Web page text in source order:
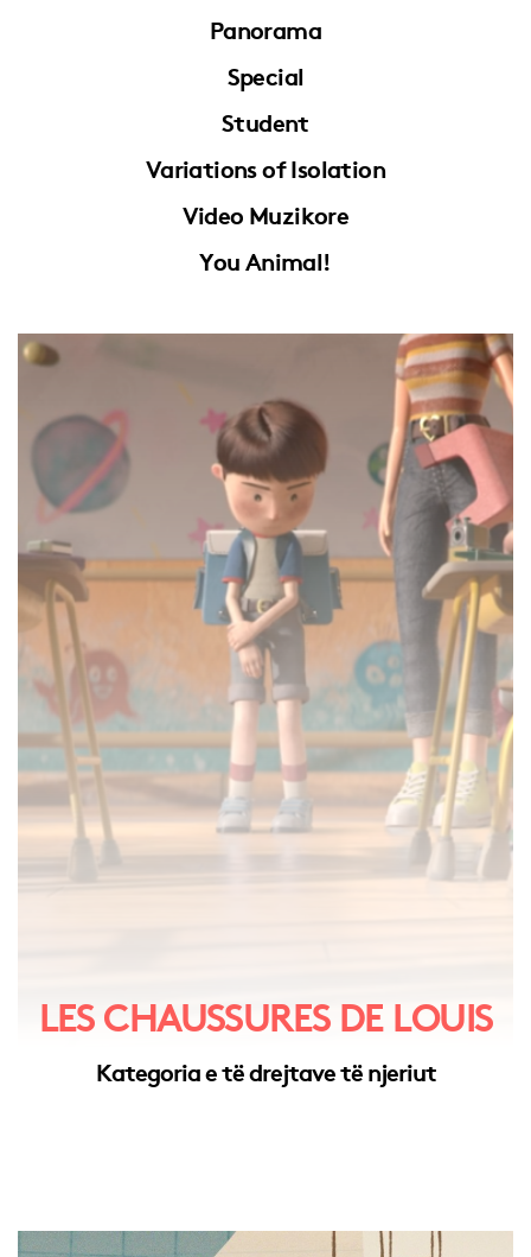
Panorama
Special
Student
Variations of Isolation
Video Muzikore
You Animal!
LES CHAUSSURES DE LOUIS
Kategoria e të drejtave të njeriut